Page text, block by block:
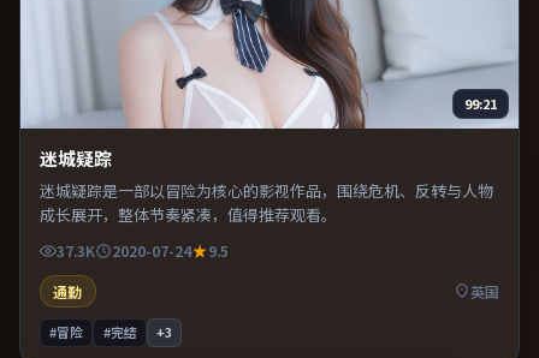
99:21
迷城疑踪
迷城疑踪是一部以冒险为核心的影视作品，围绕危机、反转与人物
成长展开，整体节奏紧凑，值得推荐观看。
37.3K 2020-07-24
9.5
通勤
英国
#冒险 #完结 +3